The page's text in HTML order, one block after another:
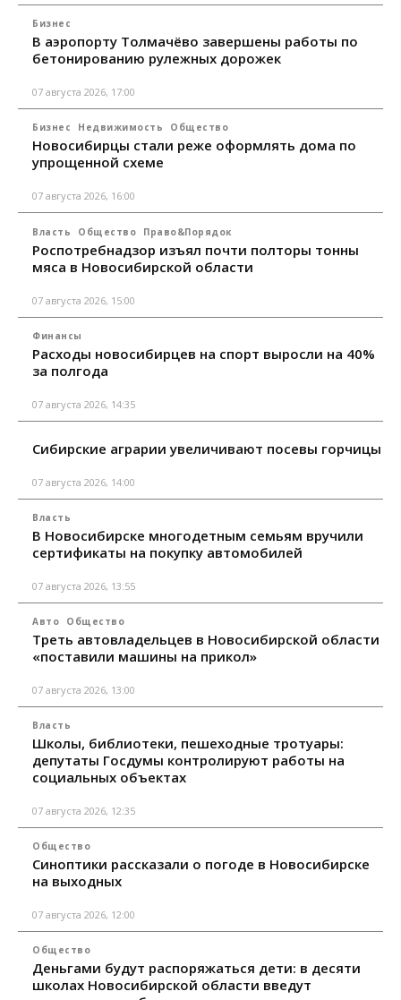
Бизнес
В аэропорту Толмачёво завершены работы по
бетонированию рулежных дорожек
07 августа 2026, 17:00
Бизнес Недвижимость Общество
Новосибирцы стали реже оформлять дома по
упрощенной схеме
07 августа 2026, 16:00
Власть Общество Право&Порядок
Роспотребнадзор изъял почти полторы тонны
мяса в Новосибирской области
07 августа 2026, 15:00
Финансы
Расходы новосибирцев на спорт выросли на 40%
за полгода
07 августа 2026, 14:35
Сибирские аграрии увеличивают посевы горчицы
07 августа 2026, 14:00
Власть
В Новосибирске многодетным семьям вручили
сертификаты на покупку автомобилей
07 августа 2026, 13:55
Авто Общество
Треть автовладельцев в Новосибирской области
«поставили машины на прикол»
07 августа 2026, 13:00
Власть
Школы, библиотеки, пешеходные тротуары:
депутаты Госдумы контролируют работы на
социальных объектах
07 августа 2026, 12:35
Общество
Синоптики рассказали о погоде в Новосибирске
на выходных
07 августа 2026, 12:00
Общество
Деньгами будут распоряжаться дети: в десяти
школах Новосибирской области введут